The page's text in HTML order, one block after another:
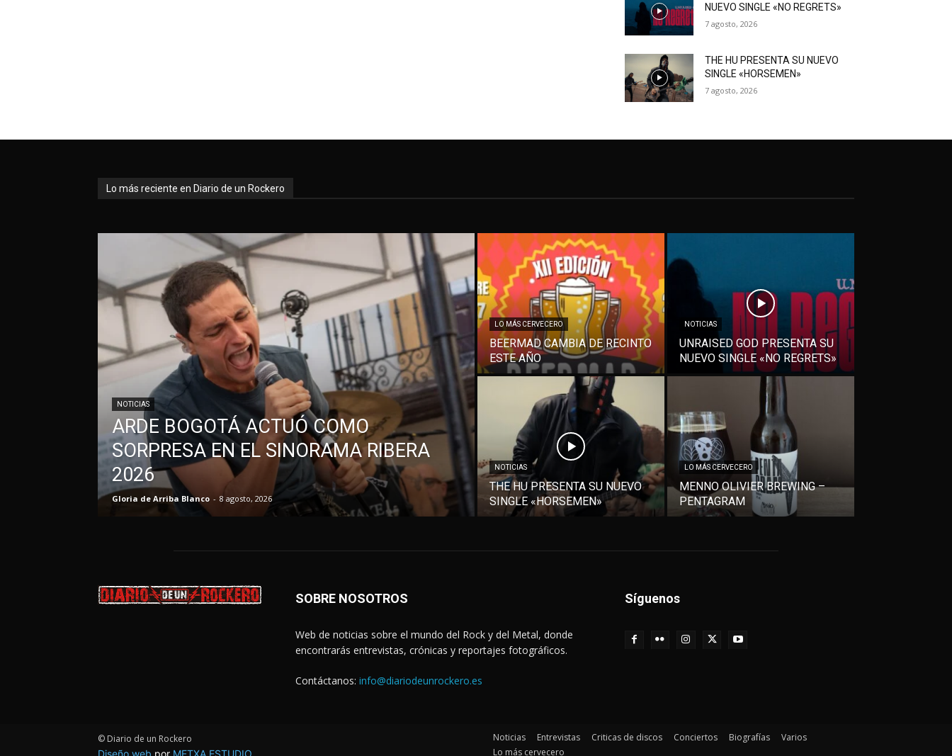
NUEVO SINGLE «NO REGRETS»
7 agosto, 2026
THE HU PRESENTA SU NUEVO
SINGLE «HORSEMEN»
7 agosto, 2026
Lo más reciente en Diario de un Rockero
NOTICIAS
ARDE BOGOTÁ ACTUÓ COMO
SORPRESA EN EL SINORAMA RIBERA
2026
Gloria de Arriba Blanco - 8 agosto, 2026
LO MÁS CERVECERO
BEERMAD CAMBIA DE RECINTO
ESTE AÑO
NOTICIAS
UNRAISED GOD PRESENTA SU
NUEVO SINGLE «NO REGRETS»
NOTICIAS
THE HU PRESENTA SU NUEVO
SINGLE «HORSEMEN»
LO MÁS CERVECERO
MENNO OLIVIER BREWING –
PENTAGRAM
SOBRE NOSOTROS
Web de noticias sobre el mundo del Rock y del Metal, donde
encontrarás entrevistas, crónicas y reportajes fotográficos.
Contáctanos: info@diariodeunrockero.es
Síguenos
© Diario de un Rockero
Diseño web por METXA ESTUDIO
Noticias Entrevistas Criticas de discos Conciertos Biografías
Varios
Lo más cervecero